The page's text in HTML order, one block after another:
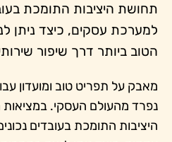
תחושת היציבות התומכת
למערכת עסקים, כיצד ניתן
הטוב ביותר דרך שיפור
מאבק על תפריט טוב ומועדון
נפרד מהעולם העסקי.
היציבות התומכת בעובדים